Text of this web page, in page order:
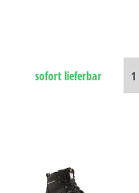
sofort lieferbar